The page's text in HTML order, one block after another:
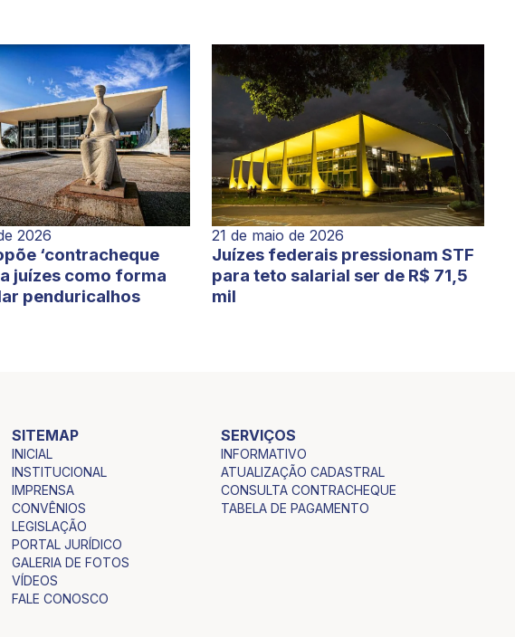
2026
‘contracheque
juízes como forma
penduricalhos
21 de maio de 2026
Juízes federais pressionam STF
para teto salarial ser de R$ 71,5
mil
SITEMAP
INICIAL
INSTITUCIONAL
IMPRENSA
CONVÊNIOS
LEGISLAÇÃO
PORTAL JURÍDICO
GALERIA DE FOTOS
VÍDEOS
FALE CONOSCO
SERVIÇOS
INFORMATIVO
ATUALIZAÇÃO CADASTRAL
CONSULTA CONTRACHEQUE
TABELA DE PAGAMENTO